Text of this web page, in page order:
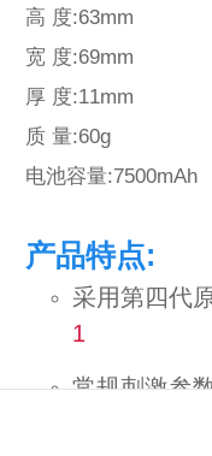
高 度:63mm
宽 度:69mm
厚 度:11mm
质 量:60g
电池容量:7500mAh
产品特点:
采用第四代
1
常规刺激参